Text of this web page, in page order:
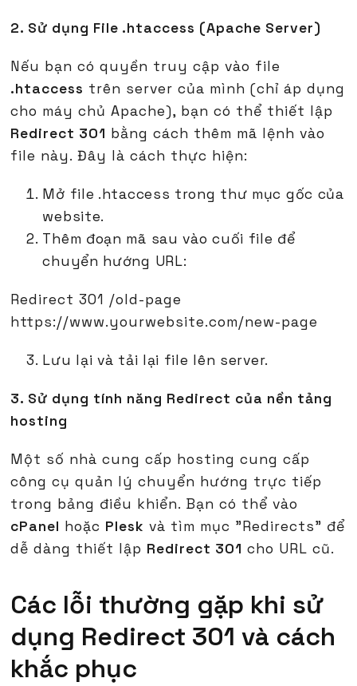
2. Sử dụng File .htaccess (Apache Server)
Nếu bạn có quyền truy cập vào file
.htaccess trên server của mình (chỉ áp dụng
cho máy chủ Apache), bạn có thể thiết lập
Redirect 301 bằng cách thêm mã lệnh vào
file này. Đây là cách thực hiện:
Mở file .htaccess trong thư mục gốc của
website.
Thêm đoạn mã sau vào cuối file để
chuyển hướng URL:
Redirect 301 /old-page
https://www.yourwebsite.com/new-page
Lưu lại và tải lại file lên server.
3. Sử dụng tính năng Redirect của nền tảng
hosting
Một số nhà cung cấp hosting cung cấp
công cụ quản lý chuyển hướng trực tiếp
trong bảng điều khiển. Bạn có thể vào
cPanel hoặc Plesk và tìm mục "Redirects" để
dễ dàng thiết lập Redirect 301 cho URL cũ.
Các lỗi thường gặp khi sử
dụng Redirect 301 và cách
khắc phục